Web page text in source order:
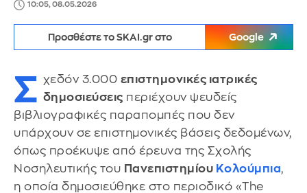
10:05, 08.05.2026
Προσθέστε το SKAI.gr στο Google
Σ χεδόν 3.000 επιστημονικές ιατρικές
δημοσιεύσεις περιέχουν ψευδείς
βιβλιογραφικές παραπομπές που δεν
υπάρχουν σε επιστημονικές βάσεις δεδομένων,
όπως προέκυψε από έρευνα της Σχολής
Νοσηλευτικής του Πανεπιστημίου Κολούμπια,
η οποία δημοσιεύθηκε στο περιοδικό «The